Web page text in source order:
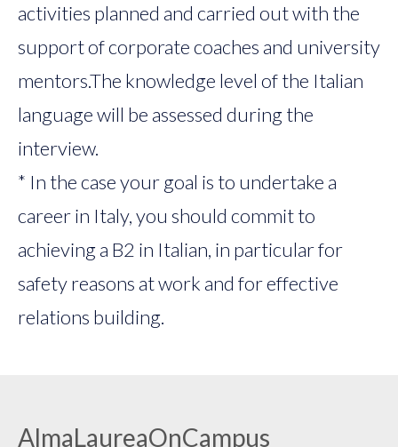
activities planned and carried out with the
support of corporate coaches and university
mentors.The knowledge level of the Italian
language will be assessed during the
interview.
* In the case your goal is to undertake a
career in Italy, you should commit to
achieving a B2 in Italian, in particular for
safety reasons at work and for effective
relations building.
AlmaLaureaOnCampus